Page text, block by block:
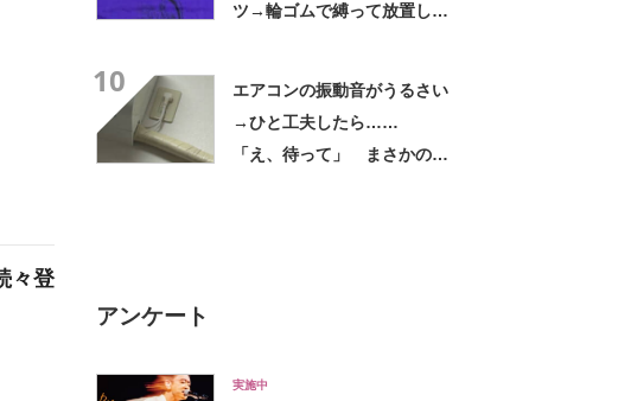
々登
ツ→輪ゴムで縛って放置した
10
エアコンの振動音がうるさい
→ひと工夫したら……
「え、待って」 まさかの光
アンケート
実施中